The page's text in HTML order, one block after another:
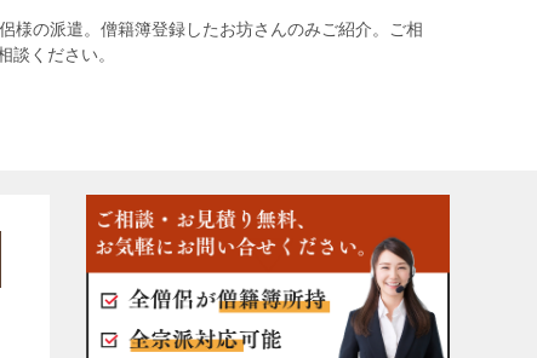
様の派遣。僧籍簿登録したお坊さんのみご紹介。ご相
談ください。